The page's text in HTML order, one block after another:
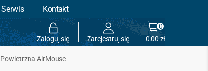
Serwis Kontakt
Zaloguj się Zarejestruj się 0.00zł
0
AirMouse